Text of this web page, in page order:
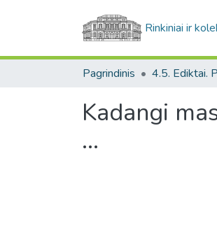
Rinkiniai ir
Pagrindinis
Kadangi
...